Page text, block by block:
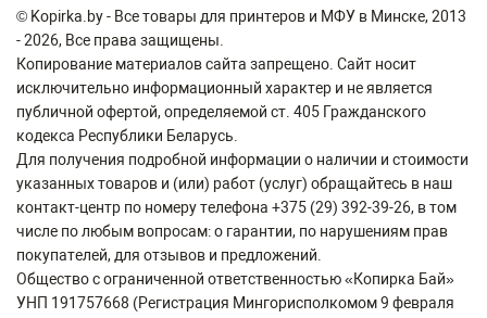
© Kopirka.by - Все товары для принтеров и МФУ в Минске, 2013
- 2026, Все права защищены.
Копирование материалов сайта запрещено. Сайт носит
исключительно информационный характер и не является
публичной офертой, определяемой ст. 405 Гражданского
кодекса Республики Беларусь.
Для получения подробной информации о наличии и стоимости
указанных товаров и (или) работ (услуг) обращайтесь в наш
контакт-центр по номеру телефона +375 (29) 392-39-26, в том
числе по любым вопросам: о гарантии, по нарушениям прав
покупателей, для отзывов и предложений.
Общество с ограниченной ответственностью «Копирка Бай»
УНП 191757668 (Регистрация Мингорисполкомом 9 февраля